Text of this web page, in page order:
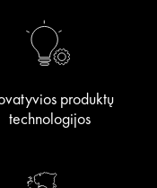
produktų
technologijos